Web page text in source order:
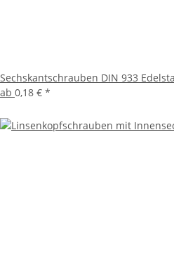
Sechskantschrauben DIN 933
ab 0,18 € *